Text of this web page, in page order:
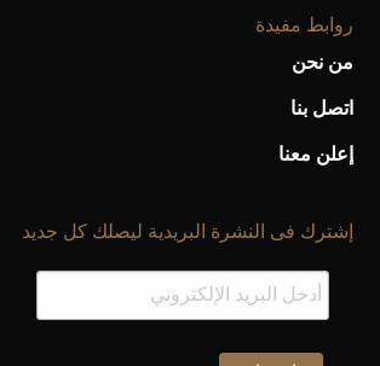
روابط مفيدة
من نحن
اتصل بنا
إعلن معنا
إشترك فى النشرة البريدية ليصلك كل جديد